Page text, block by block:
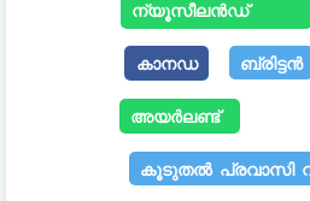
ന്യൂസീലൻഡ്
കാനഡ ബ്രിട്ടൻ
അയർലണ്ട്
കൂടുതൽ പ്രവാസി